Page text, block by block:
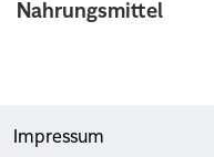
Nahrungsmittel
Impressum